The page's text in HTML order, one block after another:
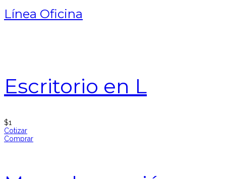
Línea Oficina
Escritorio en L
$1
Cotizar
Comprar